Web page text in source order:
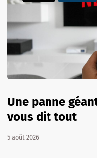
Une panne
vous dit tout
5 août 2026